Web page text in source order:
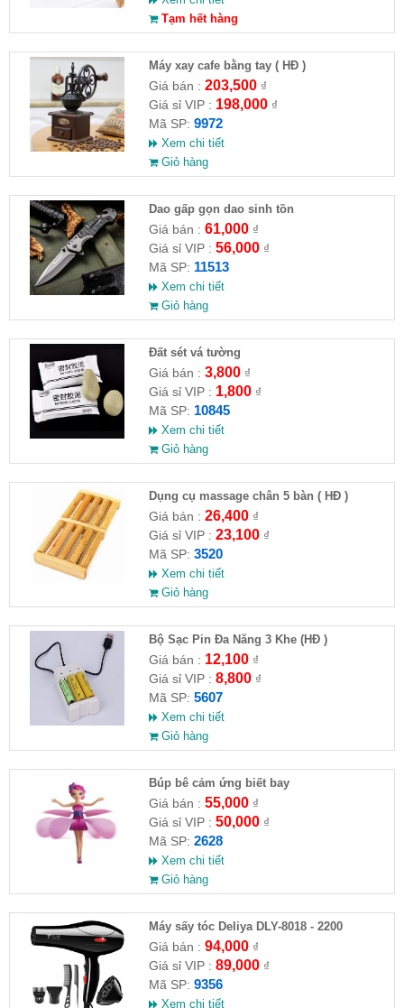
Tạm hết hàng
Máy xay cafe bằng tay ( HĐ )
Giá bán : 203,500₫
Giá sỉ VIP : 198,000₫
Mã SP: 9972
Xem chi tiết
Giỏ hàng
Dao gấp gọn dao sinh tồn
Giá bán : 61,000₫
Giá sỉ VIP : 56,000₫
Mã SP: 11513
Xem chi tiết
Giỏ hàng
Đất sét vá tường
Giá bán : 3,800₫
Giá sỉ VIP : 1,800₫
Mã SP: 10845
Xem chi tiết
Giỏ hàng
Dụng cụ massage chân 5 bàn ( HĐ )
Giá bán : 26,400₫
Giá sỉ VIP : 23,100₫
Mã SP: 3520
Xem chi tiết
Giỏ hàng
Bộ Sạc Pin Đa Năng 3 Khe (HĐ )
Giá bán : 12,100₫
Giá sỉ VIP : 8,800₫
Mã SP: 5607
Xem chi tiết
Giỏ hàng
​Búp bê cảm ứng biết bay
Giá bán : 55,000₫
Giá sỉ VIP : 50,000₫
Mã SP: 2628
Xem chi tiết
Giỏ hàng
Máy sấy tóc Deliya DLY-8018 - 2200
Giá bán : 94,000₫
Giá sỉ VIP : 89,000₫
Mã SP: 9356
Xem chi tiết